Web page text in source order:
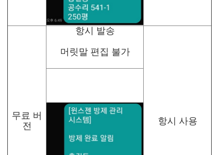
무료 버
전
항시 발송
머릿말 편집 불가
항시 사용